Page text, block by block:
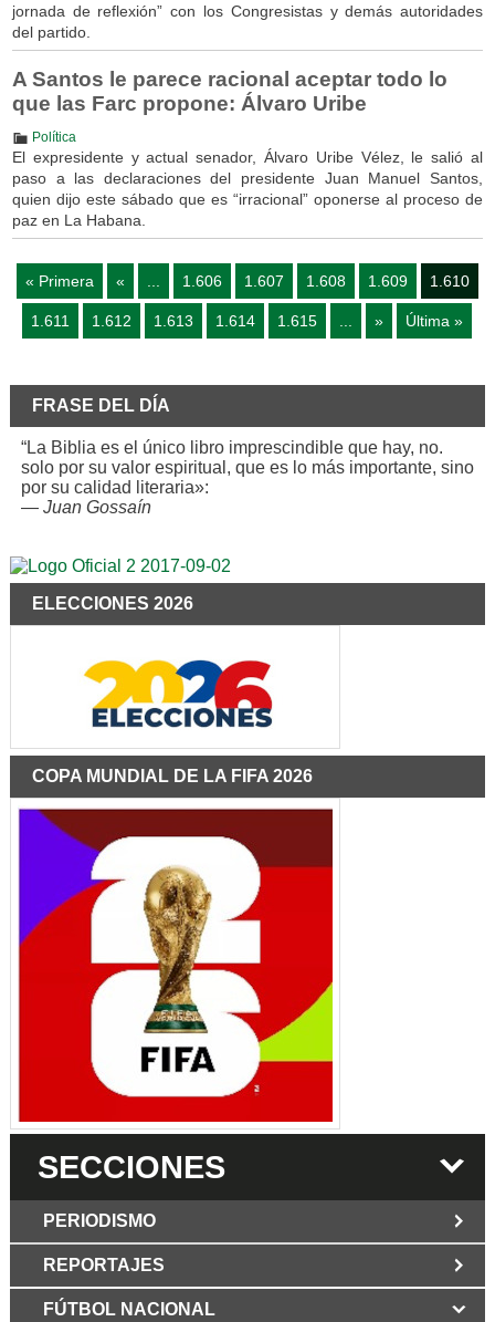
jornada de reflexión” con los Congresistas y demás autoridades
del partido.
A Santos le parece racional aceptar todo lo
que las Farc propone: Álvaro Uribe
Política
El expresidente y actual senador, Álvaro Uribe Vélez, le salió al
paso a las declaraciones del presidente Juan Manuel Santos,
quien dijo este sábado que es “irracional” oponerse al proceso de
paz en La Habana.
« Primera « 1.606 1.607 1.608 1.609 1.610
1.611 1.612 1.613 1.614 1.615 » Última »
FRASE DEL DÍA
“La Biblia es el único libro imprescindible que hay, no.
solo por su valor espiritual, que es lo más importante, sino
por su calidad literaria»:
— Juan Gossaín
ELECCIONES 2026
COPA MUNDIAL DE LA FIFA 2026
SECCIONES
PERIODISMO
El silencio del poder. Hay otro mártir de la
REPORTAJES
FÚTBOL NACIONAL